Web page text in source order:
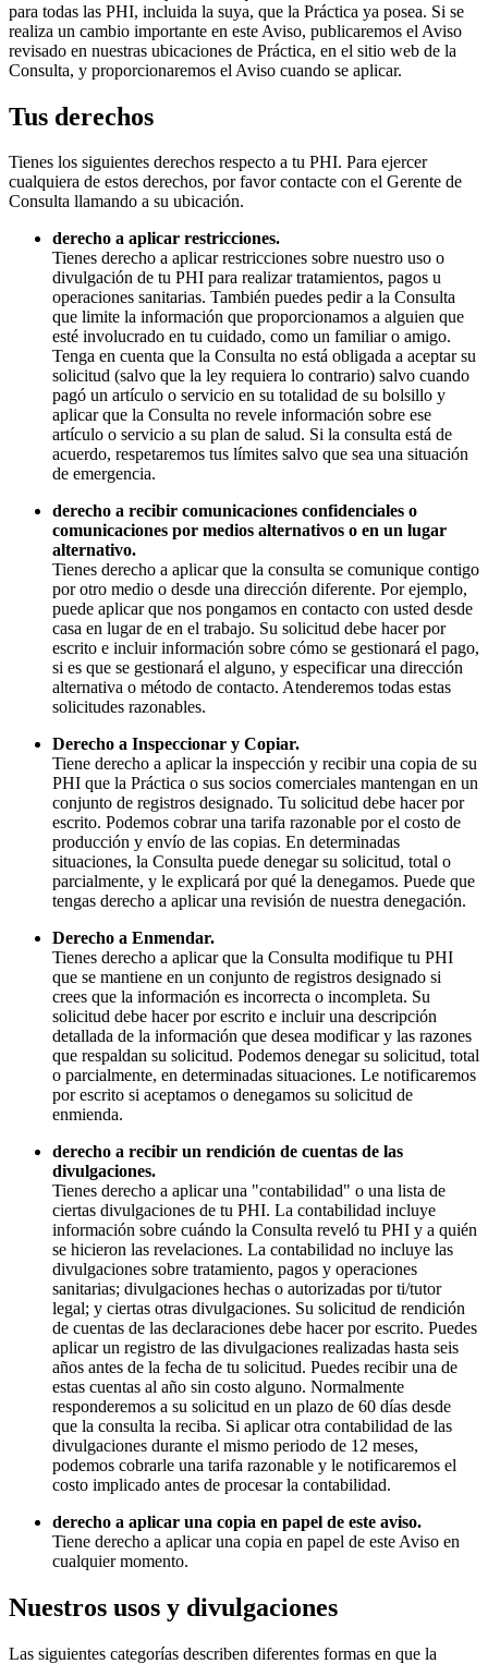
para todas las PHI, incluida la suya, que la Práctica ya posea. Si se
realiza un cambio importante en este Aviso, publicaremos el Aviso
revisado en nuestras ubicaciones de Práctica, en el sitio web de la
Consulta, y proporcionaremos el Aviso cuando se aplicar.
Tus derechos
Tienes los siguientes derechos respecto a tu PHI. Para ejercer
cualquiera de estos derechos, por favor contacte con el Gerente de
Consulta llamando a su ubicación.
derecho a aplicar restricciones.
Tienes derecho a aplicar restricciones sobre nuestro uso o
divulgación de tu PHI para realizar tratamientos, pagos u
operaciones sanitarias. También puedes pedir a la Consulta
que limite la información que proporcionamos a alguien que
esté involucrado en tu cuidado, como un familiar o amigo.
Tenga en cuenta que la Consulta no está obligada a aceptar su
solicitud (salvo que la ley requiera lo contrario) salvo cuando
pagó un artículo o servicio en su totalidad de su bolsillo y
aplicar que la Consulta no revele información sobre ese
artículo o servicio a su plan de salud. Si la consulta está de
acuerdo, respetaremos tus límites salvo que sea una situación
de emergencia.
derecho a recibir comunicaciones confidenciales o
comunicaciones por medios alternativos o en un lugar
alternativo.
Tienes derecho a aplicar que la consulta se comunique contigo
por otro medio o desde una dirección diferente. Por ejemplo,
puede aplicar que nos pongamos en contacto con usted desde
casa en lugar de en el trabajo. Su solicitud debe hacer por
escrito e incluir información sobre cómo se gestionará el pago,
si es que se gestionará el alguno, y especificar una dirección
alternativa o método de contacto. Atenderemos todas estas
solicitudes razonables.
Derecho a Inspeccionar y Copiar.
Tiene derecho a aplicar la inspección y recibir una copia de su
PHI que la Práctica o sus socios comerciales mantengan en un
conjunto de registros designado. Tu solicitud debe hacer por
escrito. Podemos cobrar una tarifa razonable por el costo de
producción y envío de las copias. En determinadas
situaciones, la Consulta puede denegar su solicitud, total o
parcialmente, y le explicará por qué la denegamos. Puede que
tengas derecho a aplicar una revisión de nuestra denegación.
Derecho a Enmendar.
Tienes derecho a aplicar que la Consulta modifique tu PHI
que se mantiene en un conjunto de registros designado si
crees que la información es incorrecta o incompleta. Su
solicitud debe hacer por escrito e incluir una descripción
detallada de la información que desea modificar y las razones
que respaldan su solicitud. Podemos denegar su solicitud, total
o parcialmente, en determinadas situaciones. Le notificaremos
por escrito si aceptamos o denegamos su solicitud de
enmienda.
derecho a recibir un rendición de cuentas de las
divulgaciones.
Tienes derecho a aplicar una "contabilidad" o una lista de
ciertas divulgaciones de tu PHI. La contabilidad incluye
información sobre cuándo la Consulta reveló tu PHI y a quién
se hicieron las revelaciones. La contabilidad no incluye las
divulgaciones sobre tratamiento, pagos y operaciones
sanitarias; divulgaciones hechas o autorizadas por ti/tutor
legal; y ciertas otras divulgaciones. Su solicitud de rendición
de cuentas de las declaraciones debe hacer por escrito. Puedes
aplicar un registro de las divulgaciones realizadas hasta seis
años antes de la fecha de tu solicitud. Puedes recibir una de
estas cuentas al año sin costo alguno. Normalmente
responderemos a su solicitud en un plazo de 60 días desde
que la consulta la reciba. Si aplicar otra contabilidad de las
divulgaciones durante el mismo periodo de 12 meses,
podemos cobrarle una tarifa razonable y le notificaremos el
costo implicado antes de procesar la contabilidad.
derecho a aplicar una copia en papel de este aviso.
Tiene derecho a aplicar una copia en papel de este Aviso en
cualquier momento.
Nuestros usos y divulgaciones
Las siguientes categorías describen diferentes formas en que la